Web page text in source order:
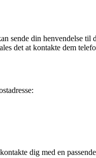
din henvendelse
det at kontakte dem
dig med en